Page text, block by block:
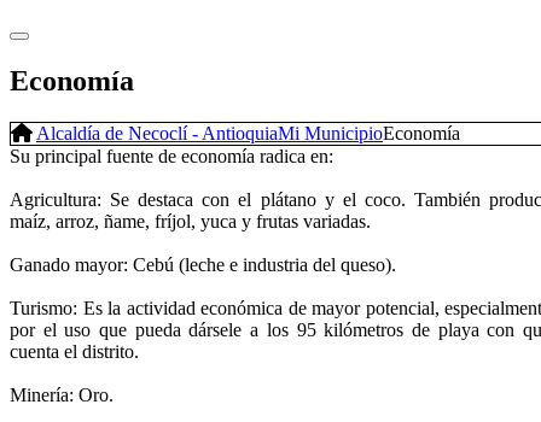
Economía
Alcaldía de Necoclí - AntioquiaMi MunicipioEconomía
Su principal fuente de economía radica en:
Agricultura: Se destaca con el plátano y el coco. También
maíz, arroz, ñame, fríjol, yuca y frutas variadas.
Ganado mayor: Cebú (leche e industria del queso).
Turismo: Es la actividad económica de mayor potencial,
por el uso que pueda dársele a los 95 kilómetros de playa con
cuenta el distrito.
Minería: Oro.